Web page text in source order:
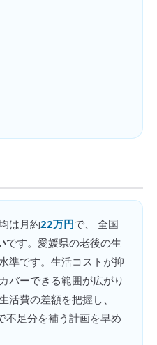
は月約22万円で、 全国
です。 愛媛県の老後の生
準です。生活コストが抑
バーできる範囲が広がり
活費の差額を把握し、
不足分を補う計画を早め